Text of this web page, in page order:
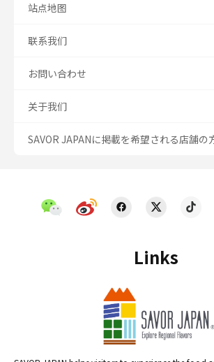
Links
站点地图
联系我们
お問い合わせ
关于我们
SAVOR JAPANに掲載を希望される店舗の